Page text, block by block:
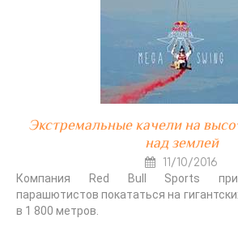
Экстремальные качели на
над землей
11/10/2016
Компания Red Bull Sports
парашютистов покататься на
в 1 800 метров.